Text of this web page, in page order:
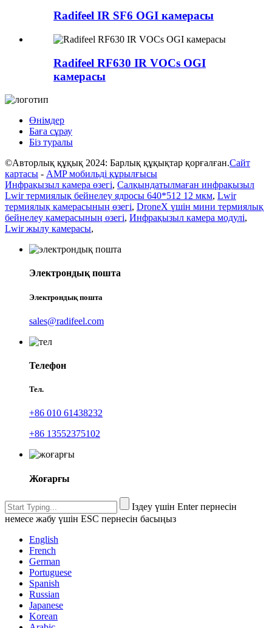
Radifeel IR SF6 OGI камерасы
Radifeel RF630 IR VOCs OGI
камерасы
Өнімдер
Баға сұрау
Біз туралы
©Авторлық құқық 2024: Барлық құқықтар қорғалған.Сайт
картасы - AMP мобильді құрылғысы
Инфрақызыл камера өзегі, Салқындатылмаған инфрақызыл
Lwir термиялық бейнелеу ядросы 640*512 12 мкм, Lwir
термиялық камерасының өзегі, DroneX үшін мини термиялық
бейнелеу камерасының өзегі, Инфрақызыл камера модулі,
Lwir жылу камерасы,
Электрондық пошта
Электрондық пошта
sales@radifeel.com
Телефон
Тел.
+86 010 61438232
+86 13552375102
Жоғарғы
Іздеу үшін Enter пернесін
немесе жабу үшін ESC пернесін басыңыз
English
French
German
Portuguese
Spanish
Russian
Japanese
Korean